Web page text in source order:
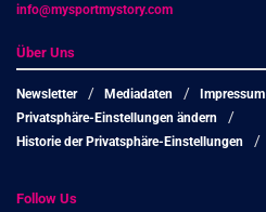
info@mysportmystory.com
Über Uns
Newsletter Mediadaten Impressum
Privatsphäre-Einstellungen ändern
Historie der Privatsphäre-Einstellungen
Follow Us